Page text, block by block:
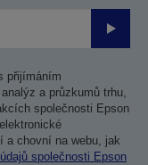
přijímáním
a průzkumů trhu,
společnosti Epson
a chovní na webu, jak
společnosti Epson